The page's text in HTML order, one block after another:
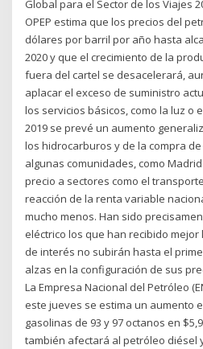
Global para el Sector de los Viajes
OPEP estima que los precios del
dólares por barril por año hasta
2020 y que el crecimiento de la
fuera del cartel se desacelerará,
aplacar el exceso de suministro
los servicios básicos, como la luz o
2019 se prevé un aumento
los hidrocarburos y de la compra
algunas comunidades, como
precio a sectores como el
reacción de la renta variable
mucho menos. Han sido
eléctrico los que han recibido
de interés no subirán hasta el
alzas en la configuración de sus
La Empresa Nacional del Petróleo
este jueves se estima un aumento
gasolinas de 93 y 97 octanos en
también afectará al petróleo diésel